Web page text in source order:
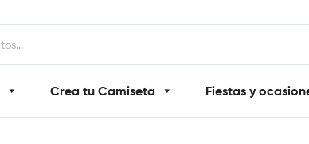
Crea tu Camiseta Fiestas y